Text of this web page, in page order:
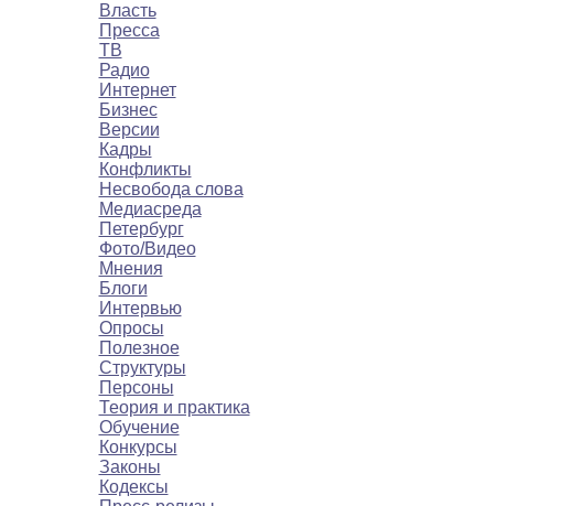
Власть
Пресса
ТВ
Радио
Интернет
Бизнес
Версии
Кадры
Конфликты
Несвобода слова
Медиасреда
Петербург
Фото/Видео
Мнения
Блоги
Интервью
Опросы
Полезное
Структуры
Персоны
Теория и практика
Обучение
Конкурсы
Законы
Кодексы